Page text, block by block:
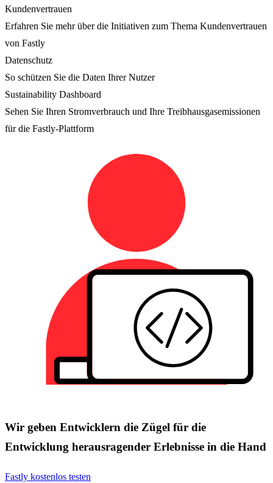
Kundenvertrauen
Erfahren Sie mehr über die Initiativen zum Thema Kundenvertrauen
von Fastly
Datenschutz
So schützen Sie die Daten Ihrer Nutzer
Sustainability Dashboard
Sehen Sie Ihren Stromverbrauch und Ihre Treibhausgasemissionen
für die Fastly-Plattform
Wir geben Entwicklern die Zügel für die
Entwicklung herausragender Erlebnisse in die Hand
Fastly kostenlos testen